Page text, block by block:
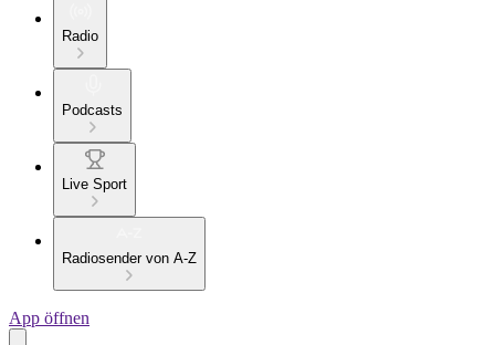
Radio
Podcasts
Live Sport
Radiosender von A-Z
App öffnen